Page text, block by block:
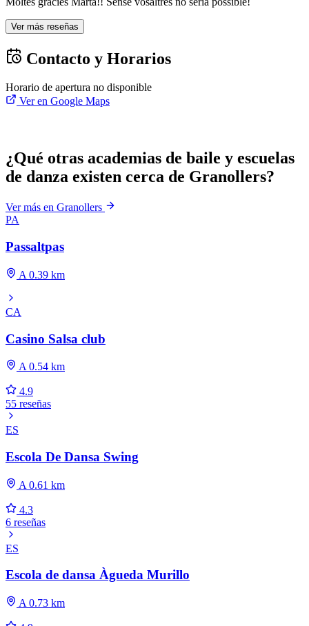
Ver más reseñas
Contacto y Horarios
Horario de apertura no disponible
Ver en Google Maps
¿Qué otras academias de baile y escuelas
de danza existen cerca de Granollers?
Ver más en Granollers
PA
Passaltpas
A 0.39 km
CA
Casino Salsa club
A 0.54 km
4.9
55 reseñas
ES
Escola De Dansa Swing
A 0.61 km
4.3
6 reseñas
ES
Escola de dansa Àgueda Murillo
A 0.73 km